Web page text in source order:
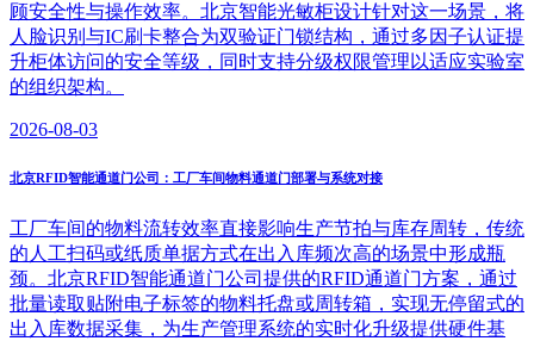
顾安全性与操作效率。北京智能光敏柜设计针对这一场景，将
人脸识别与IC刷卡整合为双验证门锁结构，通过多因子认证提
升柜体访问的安全等级，同时支持分级权限管理以适应实验室
的组织架构。
2026-08-03
北京RFID智能通道门公司：工厂车间物料通道门部署与系统对接
工厂车间的物料流转效率直接影响生产节拍与库存周转，传统
的人工扫码或纸质单据方式在出入库频次高的场景中形成瓶
颈。北京RFID智能通道门公司提供的RFID通道门方案，通过
批量读取贴附电子标签的物料托盘或周转箱，实现无停留式的
出入库数据采集，为生产管理系统的实时化升级提供硬件基